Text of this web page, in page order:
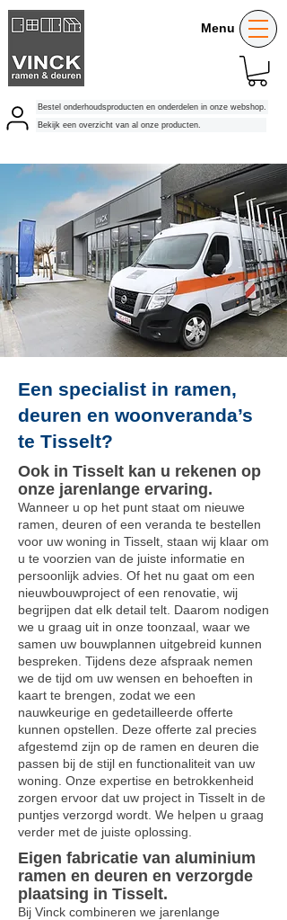
Bekijk een overzicht van al onze producten.
Bestel onderhoudsproducten en onderdelen in onze webshop.
Menu
Een specialist in ramen,
deuren en woonveranda’s
te Tisselt?
Ook in Tisselt kan u rekenen op
onze jarenlange ervaring.
Wanneer u op het punt staat om nieuwe
ramen, deuren of een veranda te bestellen
voor uw woning in Tisselt, staan wij klaar om
u te voorzien van de juiste informatie en
persoonlijk advies. Of het nu gaat om een
nieuwbouwproject of een renovatie, wij
begrijpen dat elk detail telt. Daarom nodigen
we u graag uit in onze toonzaal, waar we
samen uw bouwplannen uitgebreid kunnen
bespreken. Tijdens deze afspraak nemen
we de tijd om uw wensen en behoeften in
kaart te brengen, zodat we een
nauwkeurige en gedetailleerde offerte
kunnen opstellen. Deze offerte zal precies
afgestemd zijn op de ramen en deuren die
passen bij de stijl en functionaliteit van uw
woning. Onze expertise en betrokkenheid
zorgen ervoor dat uw project in Tisselt in de
puntjes verzorgd wordt. We helpen u graag
verder met de juiste oplossing.
Eigen fabricatie van aluminium
ramen en deuren en verzorgde
plaatsing in Tisselt.
Bij Vinck combineren we jarenlange